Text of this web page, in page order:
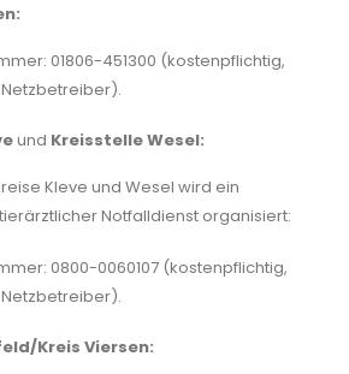
01806-451300 (kostenpflichtig,
und Kreisstelle Wesel:
Kleve und Wesel wird ein
Notfalldienst organisiert:
0800-0060107 (kostenpflichtig,
Kreis Viersen: